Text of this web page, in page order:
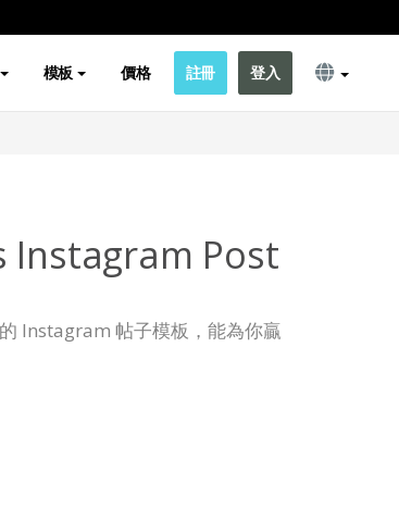
模板 價格 註冊 登入
Instagram Post
Instagram 帖子模板，能為你贏